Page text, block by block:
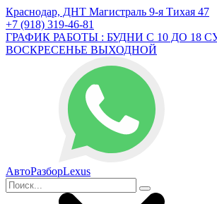
Краснодар, ДНТ Магистраль 9-я Тихая 47
+7 (918) 319-46-81
ГРАФИК РАБОТЫ : БУДНИ С 10 ДО 18
ВОСКРЕСЕНЬЕ ВЫХОДНОЙ
АвтоРазборLexus